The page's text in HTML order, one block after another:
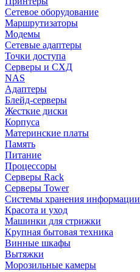
Сетевое оборудование
Маршрутизаторы
Модемы
Сетевые адаптеры
Точки доступа
Серверы и СХД
NAS
Адаптеры
Блейд-серверы
Жесткие диски
Корпуса
Материнские платы
Память
Питание
Процессоры
Серверы Rack
Серверы Tower
Системы хранения информации
Красота и уход
Машинки для стрижки
Крупная бытовая техника
Винные шкафы
Вытяжки
Морозильные камеры